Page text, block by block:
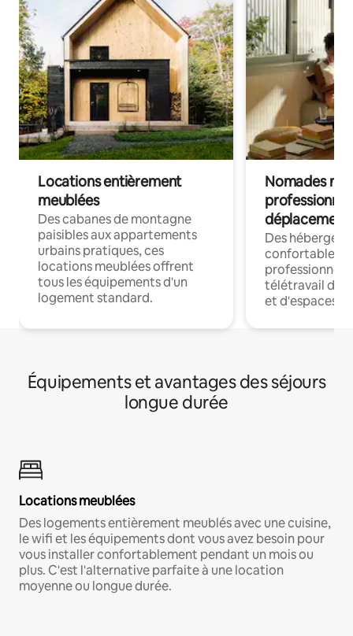
Locations entièrement
meublées
Des cabanes de montagne
paisibles aux appartements
urbains pratiques, ces
locations meublées offrent
tous les équipements d'un
logement standard.
Nomades
déplacement
Des
confortables
professionnels
télétravail
et d'espaces
Équipements et avantages des séjours
longue durée
Locations meublées
Des logements entièrement meublés avec une cuisine,
le wifi et les équipements dont vous avez besoin pour
vous installer confortablement pendant un mois ou
plus. C'est l'alternative parfaite à une location
moyenne ou longue durée.